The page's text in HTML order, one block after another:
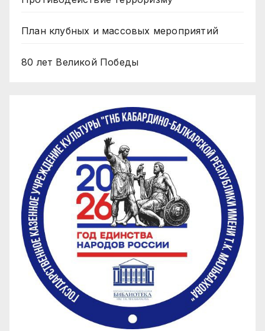
План клубных и массовых мероприятий
80 лет Великой Победы